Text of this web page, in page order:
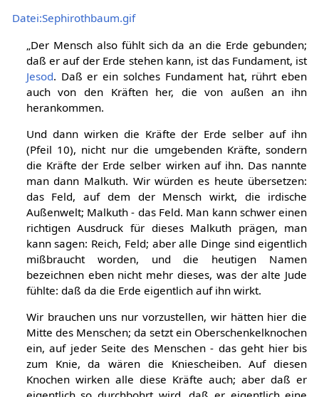
Datei:Sephirothbaum.gif
„Der Mensch also fühlt sich da an die Erde gebunden;
daß er auf der Erde stehen kann, ist das Fundament, ist
Jesod. Daß er ein solches Fundament hat, rührt eben
auch von den Kräften her, die von außen an ihn
herankommen.
Und dann wirken die Kräfte der Erde selber auf ihn
(Pfeil 10), nicht nur die umgebenden Kräfte, sondern
die Kräfte der Erde selber wirken auf ihn. Das nannte
man dann Malkuth. Wir würden es heute übersetzen:
das Feld, auf dem der Mensch wirkt, die irdische
Außenwelt; Malkuth - das Feld. Man kann schwer einen
richtigen Ausdruck für dieses Malkuth prägen, man
kann sagen: Reich, Feld; aber alle Dinge sind eigentlich
mißbraucht worden, und die heutigen Namen
bezeichnen eben nicht mehr dieses, was der alte Jude
fühlte: daß da die Erde eigentlich auf ihn wirkt.
Wir brauchen uns nur vorzustellen, wir hätten hier die
Mitte des Menschen; da setzt ein Oberschenkelknochen
ein, auf jeder Seite des Menschen - das geht hier bis
zum Knie, da wären die Kniescheiben. Auf diesen
Knochen wirken alle diese Kräfte auch; aber daß er